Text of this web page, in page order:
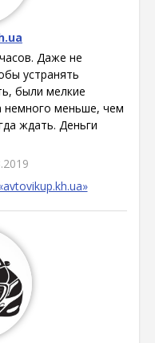
Даже не
устранять
были мелкие
немного меньше, чем
ждать. Деньги